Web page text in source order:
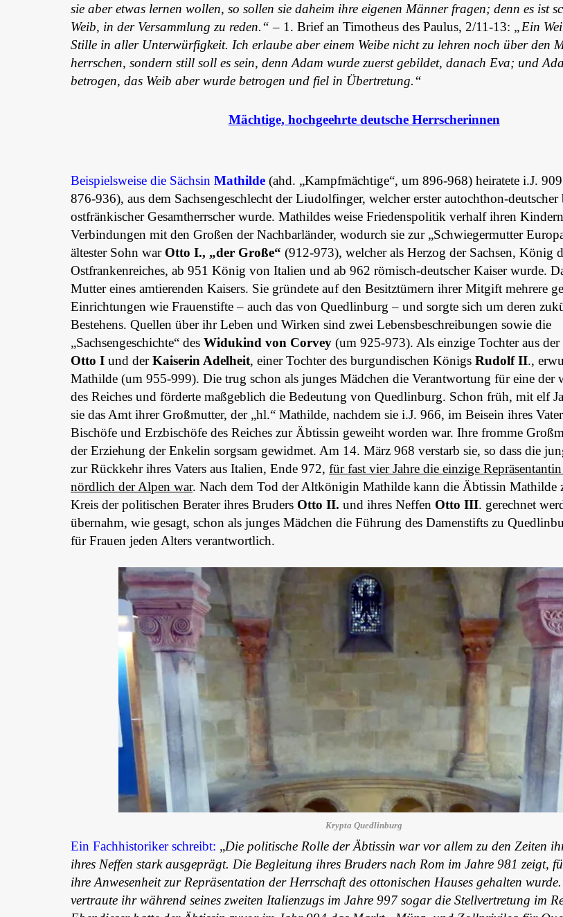
sie aber etwas lernen wollen, so sollen sie daheim ihre eigenen Männer fragen; denn es ist
Weib, in der Versammlung zu reden.“ – 1. Brief an Timotheus des Paulus, 2/11-13: „Ein
Stille in aller Unterwürfigkeit. Ich erlaube aber einem Weibe nicht zu lehren noch über den
herrschen, sondern still soll es sein, denn Adam wurde zuerst gebildet, danach Eva; und
betrogen, das Weib aber wurde betrogen und fiel in Übertretung.“
Mächtige, hochgeehrte deutsche Herrscherinnen
Beispielsweise die Sächsin Mathilde (ahd. „Kampfmächtige“, um 896-968) heiratete i.J. 909
876-936), aus dem Sachsengeschlecht der Liudolfinger, welcher erster autochthon-deutscher
ostfränkischer Gesamtherrscher wurde. Mathildes weise Friedenspolitik verhalf ihren
Verbindungen mit den Großen der Nachbarländer, wodurch sie zur „Schwiegermutter
ältester Sohn war Otto I., „der Große“ (912-973), welcher als Herzog der Sachsen, König
Ostfrankenreiches, ab 951 König von Italien und ab 962 römisch-deutscher Kaiser wurde.
Mutter eines amtierenden Kaisers. Sie gründete auf den Besitztümern ihrer Mitgift mehrere
Einrichtungen wie Frauenstifte – auch das von Quedlinburg – und sorgte sich um deren
Bestehens. Quellen über ihr Leben und Wirken sind zwei Lebensbeschreibungen sowie die
„Sachsengeschichte“ des Widukind von Corvey (um 925-973). Als einzige Tochter aus
Otto I und derKaiserin Adelheit, einer Tochter des burgundischen Königs Rudolf II.,
Mathilde (um 955-999). Die trug schon als junges Mädchen die Verantwortung für eine der
des Reiches und förderte maßgeblich die Bedeutung von Quedlinburg. Schon früh, mit elf
sie das Amt ihrer Großmutter, der „hl.“ Mathilde, nachdem sie i.J. 966, im Beisein ihres
Bischöfe und Erzbischöfe des Reiches zur Äbtissin geweiht worden war. Ihre fromme
der Erziehung der Enkelin sorgsam gewidmet. Am 14. März 968 verstarb sie, so dass die
zur Rückkehr ihres Vaters aus Italien, Ende 972, für fast vier Jahre die einzige
nördlich der Alpen war. Nach dem Tod der Altkönigin Mathilde kann die Äbtissin Mathilde
Kreis der politischen Berater ihres Bruders Otto II. und ihres Neffen Otto III. gerechnet
übernahm, wie gesagt, schon als junges Mädchen die Führung des Damenstifts zu
für Frauen jeden Alters verantwortlich.
Krypta Quedlinburg
Ein Fachhistoriker schreibt: „Die politische Rolle der Äbtissin war vor allem zu den Zeiten
ihres Neffen stark ausgeprägt. Die Begleitung ihres Bruders nach Rom im Jahre 981 zeigt,
ihre Anwesenheit zur Repräsentation der Herrschaft des ottonischen Hauses gehalten
vertraute ihr während seines zweiten Italienzugs im Jahre 997 sogar die Stellvertretung im